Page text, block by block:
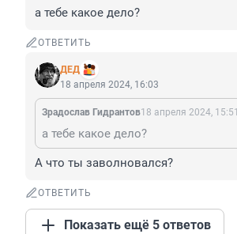
а тебе какое дело?
ОТВЕТИТЬ
ДЕД
18 апреля 2024, 16:03
Зрадослав Гидрантов18 апреля 2024, 15:51
а тебе какое дело?
А что ты заволновался?
ОТВЕТИТЬ
Показать ещё 5 ответов